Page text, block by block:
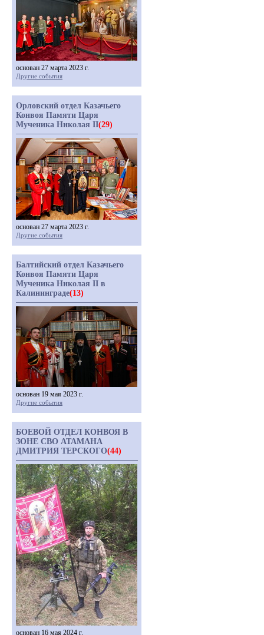
основан 27 марта 2023 г.
Другие события
Орловский отдел Казачьего
Конвоя Памяти Царя
Мученика Николая II(29)
основан 27 марта 2023 г.
Другие события
Балтийский отдел Казачьего
Конвоя Памяти Царя
Мученика Николая II в
Калининграде(13)
основан 19 мая 2023 г.
Другие события
БОЕВОЙ ОТДЕЛ КОНВОЯ В
ЗОНЕ СВО АТАМАНА
ДМИТРИЯ ТЕРСКОГО(44)
основан 16 мая 2024 г.